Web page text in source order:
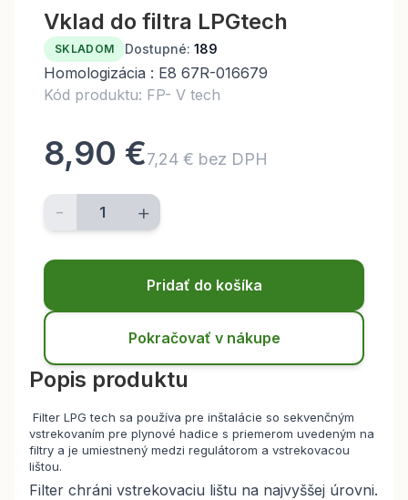
Vklad do filtra LPGtech
SKLADOM Dostupné: 189
Homologizácia : E8 67R-016679
Kód produktu: FP- V tech
8,90 €7,24 € bez DPH
- +
Pridať do košíka
Pokračovať v nákupe
Popis produktu
Filter LPG tech sa používa pre inštalácie so sekvenčným
vstrekovaním pre plynové hadice s priemerom uvedeným na
filtry a je umiestnený medzi regulátorom a vstrekovacou
lištou.
Filter chráni vstrekovaciu lištu na najvyššej úrovni.